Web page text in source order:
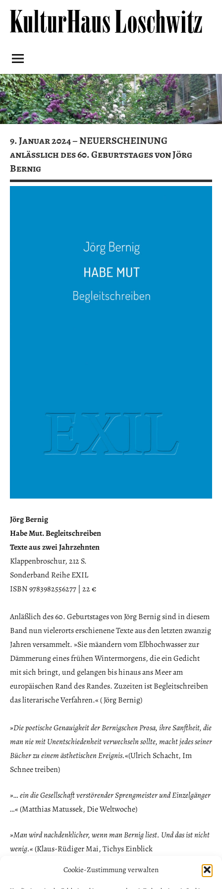
Cookie-Zustimmung verwalten
content
Loschwitz
9. Januar 2024 – NEUERSCHEINUNG
anlässlich des 60. Geburtstages von Jörg
Bernig
Jörg Bernig
Habe Mut. Begleitschreiben
Texte aus zwei Jahrzehnten
Klappenbroschur, 212 S.
Sonderband Reihe EXIL
ISBN 9783982556277 | 22 €
Anläßlich des 60. Geburtstages von Jörg Bernig sind in diesem
Band nun vielerorts erschienene Texte aus den letzten zwanzig
Jahren versammelt. »Sie mäandern vom Elbhochwasser zur
Dämmerung eines frühen Wintermorgens, die ein Gedicht
mit sich bringt, und gelangen bis hinaus ans Meer am
europäischen Rand des Randes. Zuzeiten ist Begleitschreiben
das literarische Verfahren.« ( Jörg Bernig)
»Die poetische Genauigkeit der Bernigschen Prosa, ihre Sanftheit, die
man nie mit Unentschiedenheit verwechseln sollte, macht jedes seiner
Bücher zu einem ästhetischen Ereignis.«(Ulrich Schacht, Im
Schnee treiben)
»… ein die Gesellschaft verstörender Sprengmeister und Einzelgänger
…« (Matthias Matussek, Die Weltwoche)
»Man wird nachdenklicher, wenn man Bernig liest. Und das ist nicht
wenig.« (Klaus-Rüdiger Mai, Tichys Einblick
Allgemein